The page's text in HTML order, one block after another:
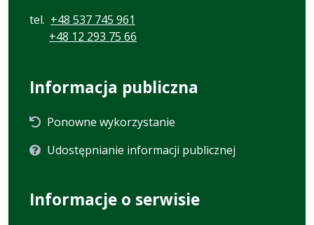
tel. +48 537 745 961
+48 12 293 75 66
Informacja publiczna
Ponowne wykorzystanie
Udostępnianie informacji publicznej
Informacje o serwisie